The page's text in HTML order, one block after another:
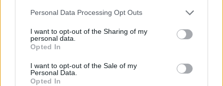
Personal Data Processing Opt Outs
I want to opt-out of the Sharing of my
personal data.
Opted In
I want to opt-out of the Sale of my
Personal Data.
Opted In
que permitirán la transmisión de datos en tiempo
real al Centro de Geoinformación, lo que permitirá
optimizar la respuesta de los servicios de
y gestión de catástrofes.